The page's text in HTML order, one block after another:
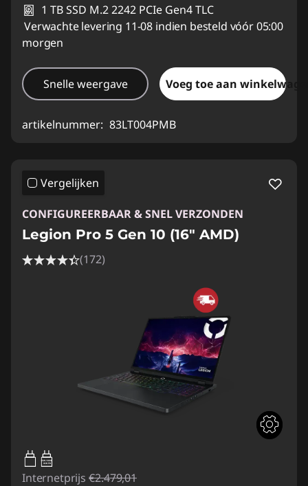
1 TB SSD M.2 2242 PCIe Gen4 TLC
Verwachte levering 11-08 indien besteld vóór 05:00
morgen
Snelle weergave Voeg toe aan
artikelnummer: 83LT004PMB
Vergelijken
CONFIGUREERBAAR & SNEL VERZONDEN
Legion Pro 5 Gen 10 (16" AMD)
(172)
65W-100W
USB PD
Internetprijs €2.479,01